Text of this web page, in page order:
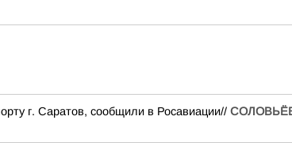
г. Саратов, сообщили в Росавиации//